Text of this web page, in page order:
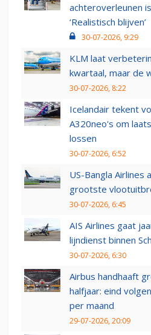
achteroverleunen
‘Realistisch blijven’
30-07-2026, 9:29
KLM laat
kwartaal, maar de
30-07-2026, 8:22
Icelandair tekent
A320neo's om
lossen
30-07-2026, 6:52
US-Bangla Airlines
grootste
30-07-2026, 6:45
AIS Airlines gaat
lijndienst binnen
30-07-2026, 6:30
Airbus handhaaft
halfjaar: eind
per maand
29-07-2026, 20:09